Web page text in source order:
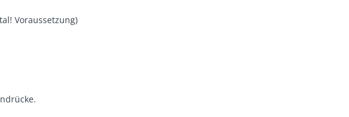
Voraussetzung)